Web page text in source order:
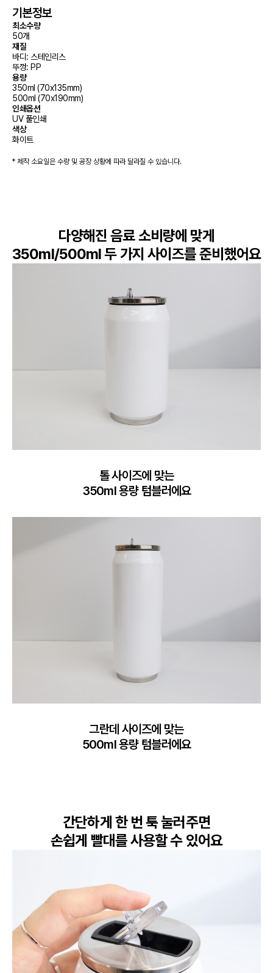
기본정보
최소수량
50개
재질
바디: 스테인리스
뚜껑: PP
용량
350ml (70x135mm)
500ml (70x190mm)
인쇄옵션
UV 풀인쇄
색상
화이트
* 제작 소요일은 수량 및 공장 상황에 따라 달라질 수 있습니다.
다양해진 음료 소비량에 맞게
350ml/500ml 두 가지 사이즈를 준비했어요
톨 사이즈에 맞는
350ml 용량 텀블러에요
그란데 사이즈에 맞는
500ml 용량 텀블러에요
간단하게 한 번 툭 눌러주면
손쉽게 빨대를 사용할 수 있어요